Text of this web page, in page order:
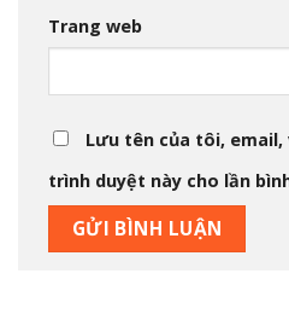
Trang web
Lưu tên của tôi,
trình duyệt này cho lần